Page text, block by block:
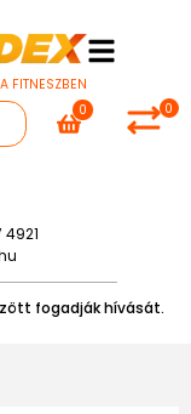
FITNESZBEN
0
0
4921
fogadják hívását.